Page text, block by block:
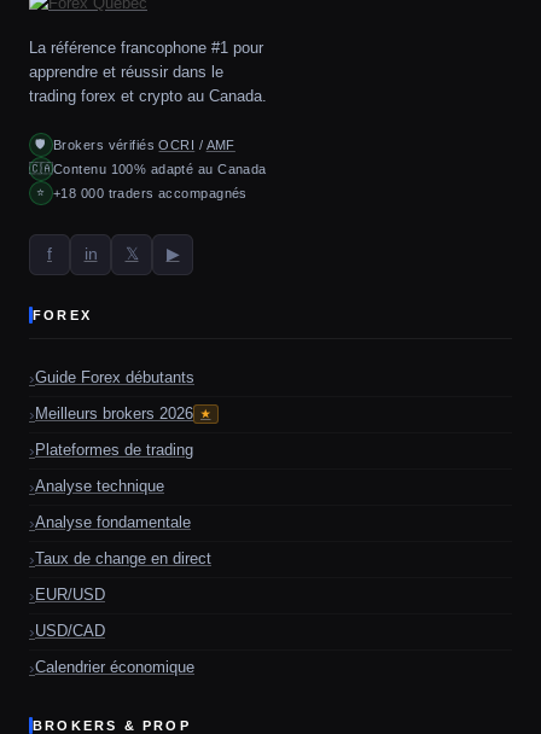
La référence francophone #1 pour
apprendre et réussir dans le
trading forex et crypto au Canada.
🛡 Brokers vérifiésOCRI / AMF
🇨🇦Contenu 100% adapté au Canada
⭐ +18 000 traders accompagnés
f in 𝕏 ▶
FOREX
Guide Forex débutants
Meilleurs brokers 2026 ★
Plateformes de trading
Analyse technique
Analyse fondamentale
Taux de change en direct
EUR/USD
USD/CAD
Calendrier économique
BROKERS & PROP